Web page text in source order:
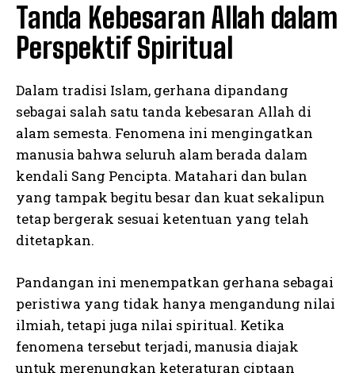
Tanda Kebesaran Allah dalam
Perspektif Spiritual
Dalam tradisi Islam, gerhana dipandang
sebagai salah satu tanda kebesaran Allah di
alam semesta. Fenomena ini mengingatkan
manusia bahwa seluruh alam berada dalam
kendali Sang Pencipta. Matahari dan bulan
yang tampak begitu besar dan kuat sekalipun
tetap bergerak sesuai ketentuan yang telah
ditetapkan.
Pandangan ini menempatkan gerhana sebagai
peristiwa yang tidak hanya mengandung nilai
ilmiah, tetapi juga nilai spiritual. Ketika
fenomena tersebut terjadi, manusia diajak
untuk merenungkan keteraturan ciptaan